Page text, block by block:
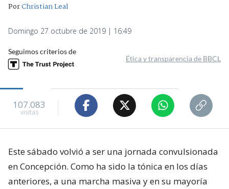
PorChristian Leal
Domingo 27 octubre de 2019 | 16:49
Seguimos criterios de
Ética y transparencia de BBCL
107.083
visitas
Este sábado volvió a ser una jornada convulsionada
en Concepción. Como ha sido la tónica en los días
anteriores, a una marcha masiva y en su mayoría